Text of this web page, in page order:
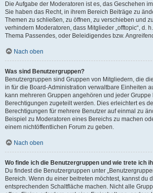
Die Aufgabe der Moderatoren ist es, das Geschehen
Sie haben das Recht, in ihrem Bereich Beiträge zu
Themen zu schließen, zu öffnen, zu verschieben und
verhindern Moderatoren, dass Mitglieder „offtopic“, d.
Thema Passendes, oder Beleidigendes bzw.
Nach oben
Was sind Benutzergruppen?
Benutzergruppen sind Gruppen von Mitgliedern, die
in für die Board-Administration verwaltbare Einheiten
kann mehreren Gruppen angehören und jeder Gruppe
Berechtigungen zugeteilt werden. Dies erleichtert es
Berechtigungen für mehrere Benutzer auf einmal zu
Beispiel zu Moderatoren eines Bereichs zu machen
einem nichtöffentlichen Forum zu geben.
Nach oben
Wo finde ich die Benutzergruppen und wie trete ich
Du findest die Benutzergruppen unter
Bereich. Wenn du einer beitreten möchtest, kannst du
entsprechenden Schaltfläche machen. Nicht alle